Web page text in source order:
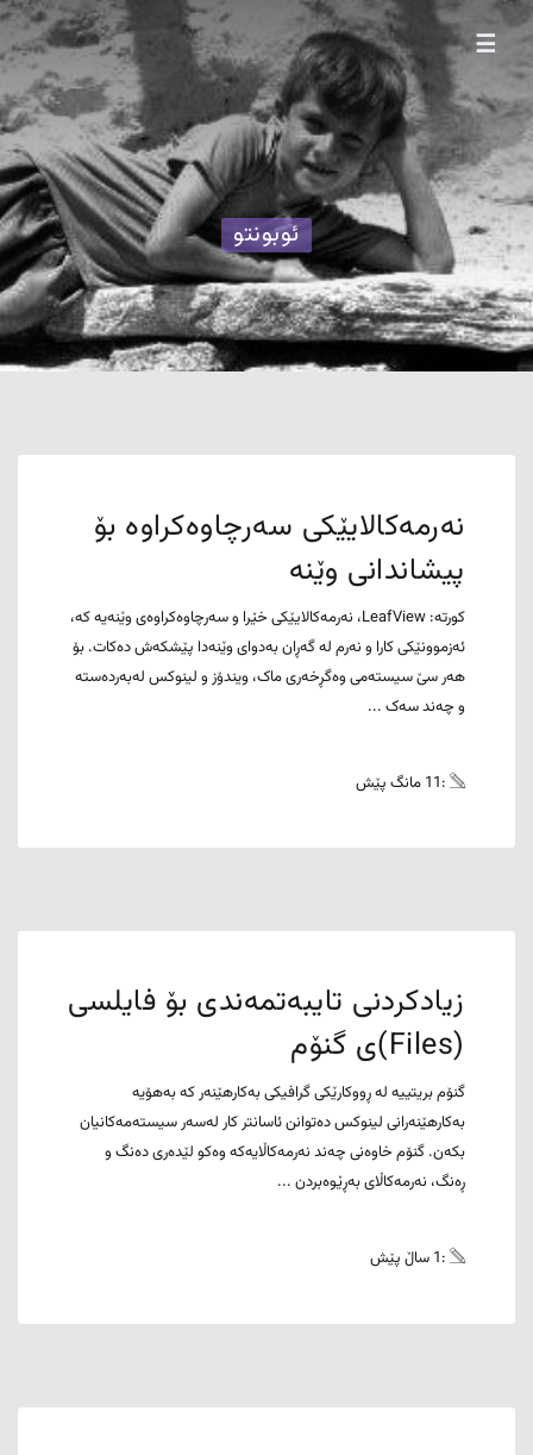
☰
ئوبونتو
نەرمەکالایێکی سەرچاوەکراوە بۆ
پیشاندانی وێنە
کورتە: LeafView، نەرمەکالایێکی خێرا و سەرچاوەکراوەی وێنەیە کە،
ئەزموونێکی کارا و نەرم لە گەڕان بەدوای وێنەدا پێشکەش دەکات. بۆ
هەر سێ سیستەمی وەگڕخەری ماک، ویندۆز و لینوکس لەبەردەستە
و چەند سەک ...
:11 مانگ پێش
زیادکردنی تایبەتمەندی بۆ فایلسی
(Files)ی گنۆم
گنۆم بریتییە لە ڕووکارێکی گرافیکی بەکارهێنەر کە بەهۆیە
بەکارهێنەرانی لینوکس دەتوانن ئاسانتر کار لەسەر سیستەمەکانیان
بکەن. گنۆم خاوەنی چەند نەرمەکاڵایەکە وەکو لێدەری دەنگ و
ڕەنگ، نەرمەکاڵای بەڕێوەبردن ...
:1 ساڵ پێش